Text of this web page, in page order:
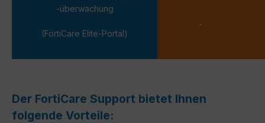
-überwachung
(FortiCare Elite-Portal)
-
Der FortiCare Support bietet Ihnen
folgende Vorteile: